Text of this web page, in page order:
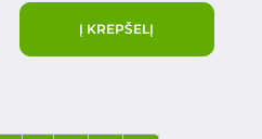
Į KREPŠELĮ